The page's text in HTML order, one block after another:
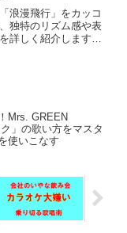
浪漫飛行」をカッコ
独特のリズム感や表
詳しく紹介します。
Mrs. GREEN
」の歌い方をマスタ
使いこなす